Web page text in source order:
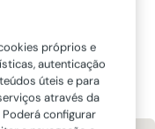
Faro
próprios e
autenticação
úteis e para
através da
configurar